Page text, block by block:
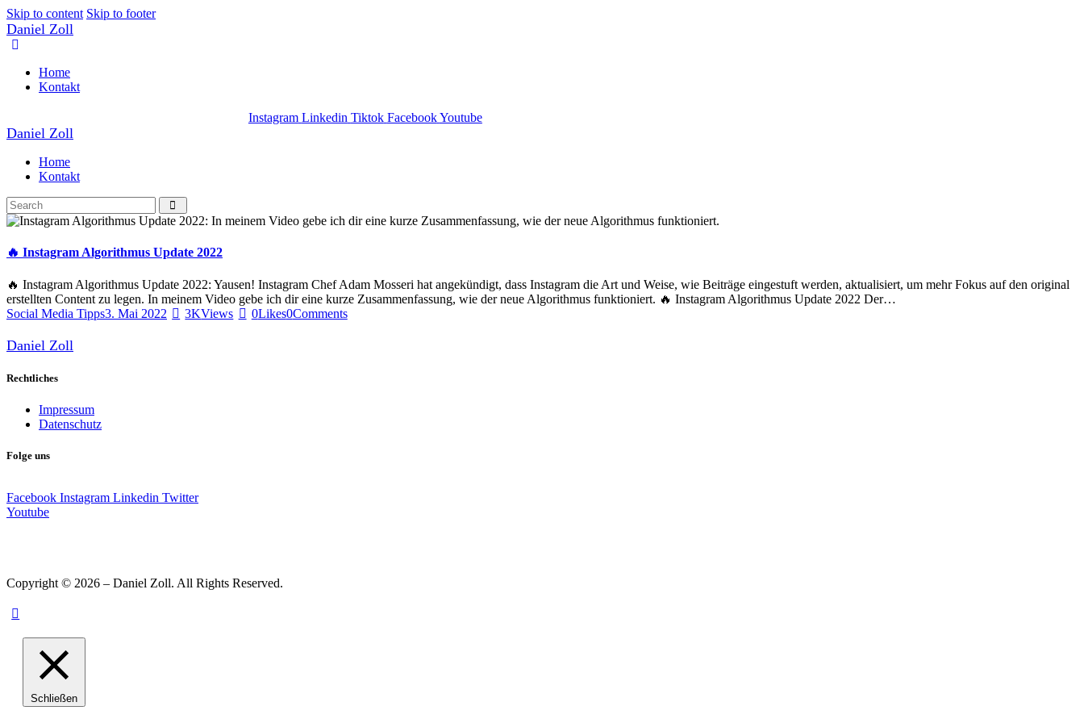
Skip to content Skip to footer
Daniel Zoll
Home
Kontakt
Instagram Linkedin Tiktok FacebookYoutube
Daniel Zoll
Home
Kontakt
🔥 Instagram Algorithmus Update 2022
🔥 Instagram Algorithmus Update 2022: Yausen! Instagram Chef Adam Mosseri hat angekündigt, dass Instagram die Art und Weise, wie Beiträge eingestuft werden, aktualisiert, um mehr Fokus auf den original
erstellten Content zu legen. In meinem Video gebe ich dir eine kurze Zusammenfassung, wie der neue Algorithmus funktioniert. 🔥 Instagram Algorithmus Update 2022 Der…
Social Media Tipps3. Mai 2022 3KViews 0Likes0Comments
Daniel Zoll
Rechtliches
Impressum
Datenschutz
Folge uns
Facebook Instagram Linkedin Twitter
Youtube
Copyright © 2026 – Daniel Zoll. All Rights Reserved.
Schließen